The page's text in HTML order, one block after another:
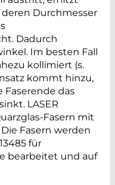
Durchmesser
Dadurch
Im besten Fall
kollimiert (s.
kommt hinzu,
Faserende das
LASER
Fasern mit
Fasern werden
für
bearbeitet und auf